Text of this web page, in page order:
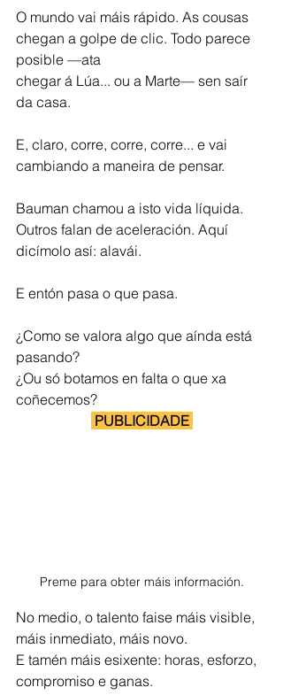
O mundo vai máis rápido. As cousas
chegan a golpe de clic. Todo parece
posible —ata
chegar á Lúa... ou a Marte— sen saír
da casa.
E, claro, corre, corre, corre... e vai
cambiando a maneira de pensar.
Bauman chamou a isto vida líquida.
Outros falan de aceleración. Aquí
dicímolo así: alavái.
E entón pasa o que pasa.
¿Como se valora algo que aínda está
pasando?
¿Ou só botamos en falta o que xa
coñecemos?
PUBLICIDADE
Preme para obter máis información.
No medio, o talento faise máis visible,
máis inmediato, máis novo.
E tamén máis esixente: horas, esforzo,
compromiso e ganas.